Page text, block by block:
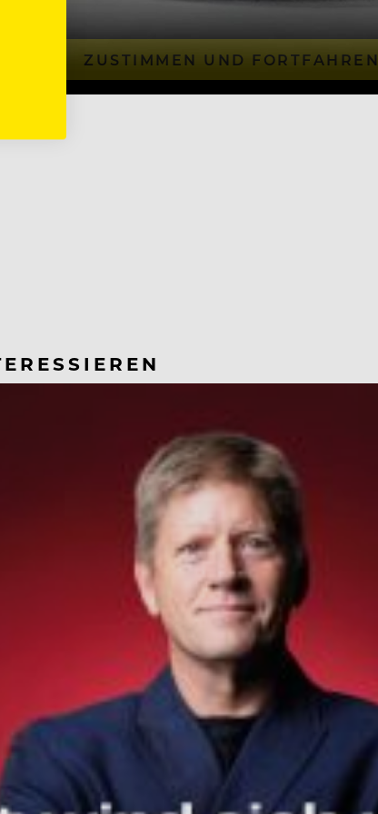
ZUSTIMMEN UND FORTFAHREN